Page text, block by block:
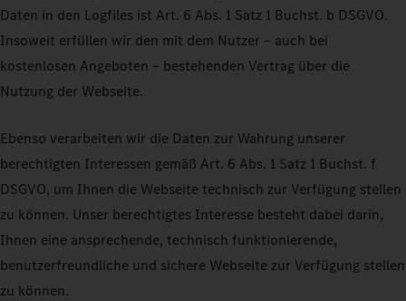
Daten in den Logfiles ist Art. 6 Abs. 1 Satz 1 Buchst. b DSGVO.
Insoweit erfüllen wir den mit dem Nutzer – auch bei
kostenlosen Angeboten – bestehenden Vertrag über die
Nutzung der Webseite.
Ebenso verarbeiten wir die Daten zur Wahrung unserer
berechtigten Interessen gemäß Art. 6 Abs. 1 Satz 1 Buchst. f
DSGVO, um Ihnen die Webseite technisch zur Verfügung stellen
zu können. Unser berechtigtes Interesse besteht dabei darin,
Ihnen eine ansprechende, technisch funktionierende,
benutzerfreundliche und sichere Webseite zur Verfügung stellen
zu können.